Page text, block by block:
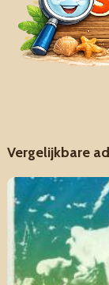
Vergelijkbare